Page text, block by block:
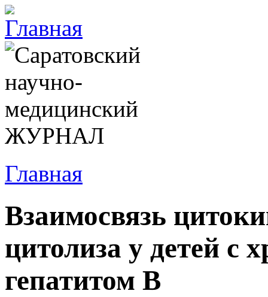
Главная
Взаимосвязь
цитолиза у детей с
гепатитом В